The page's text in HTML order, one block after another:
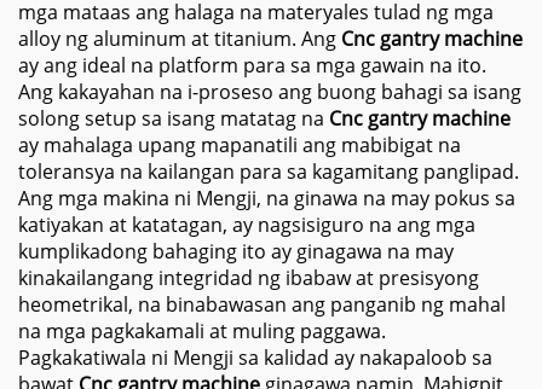
mga mataas ang halaga na materyales tulad ng mga
alloy ng aluminum at titanium. Ang Cnc gantry machine
ay ang ideal na platform para sa mga gawain na ito.
Ang kakayahan na i-proseso ang buong bahagi sa isang
solong setup sa isang matatag na Cnc gantry machine
ay mahalaga upang mapanatili ang mabibigat na
toleransya na kailangan para sa kagamitang panglipad.
Ang mga makina ni Mengji, na ginawa na may pokus sa
katiyakan at katatagan, ay nagsisiguro na ang mga
kumplikadong bahaging ito ay ginagawa na may
kinakailangang integridad ng ibabaw at presisyong
heometrikal, na binabawasan ang panganib ng mahal
na mga pagkakamali at muling paggawa.
Pagkakatiwala ni Mengji sa kalidad ay nakapaloob sa